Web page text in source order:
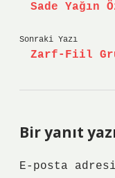
Sade
Sonraki Yazı
Zarf-Fiil
Bir yanıt
E-posta